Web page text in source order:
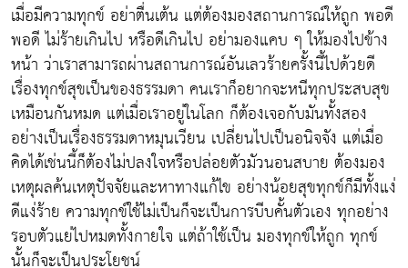
เมื่อมีความทุกข์ อย่าตื่นเต้น แต่ต้องมองสถานการณ์ให้ถูก พอดี
พอดี ไม่ร้ายเกินไป หรือดีเกินไป อย่ามองแคบ ๆ ให้มองไปข้าง
หน้า ว่าเราสามารถผ่านสถานการณ์อันเลวร้ายครั้งนี้ไปด้วยดี
เรื่องทุกข์สุขเป็นของธรรมดา คนเราก็อยากจะหนีทุกประสบสุข
เหมือนกันหมด แต่เมื่อเราอยู่ในโลก ก็ต้องเจอกับมันทั้งสอง
อย่างเป็นเรื่องธรรมดาหมุนเวียน เปลี่ยนไปเป็นอนิจจัง แต่เมื่อ
คิดได้เช่นนี้ก็ต้องไม่ปลงใจหรือปล่อยตัวมัวนอนสบาย ต้องมอง
เหตุผลค้นเหตุปัจจัยและหาทางแก้ไข อย่างน้อยสุขทุกข์ก็มีทั้งแง่
ดีแง่ร้าย ความทุกข์ใช้ไม่เป็นก็จะเป็นการบีบคั้นตัวเอง ทุกอย่าง
รอบตัวแย่ไปหมดทั้งกายใจ แต่ถ้าใช้เป็น มองทุกข์ให้ถูก ทุกข์
นั้นก็จะเป็นประโยชน์